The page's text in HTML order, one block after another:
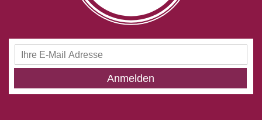
Anmeldung
zum
Anmelden